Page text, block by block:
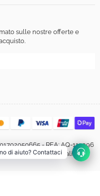
sulle nostre offerte e
- REA: AQ-113996
Avezzano (AQ) - Italia
di aiuto? Contattaci